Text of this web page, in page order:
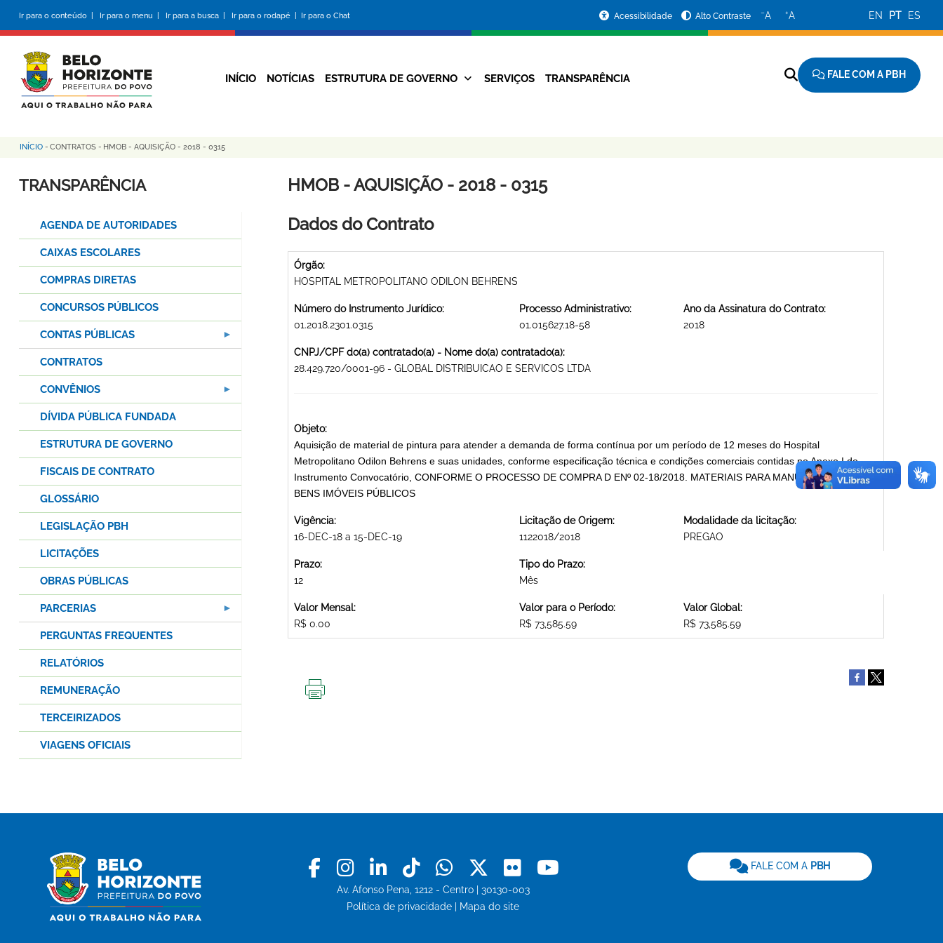
conteúdo
principal
Ir para o conteúdo | Ir para o menu | Ir para a busca | Ir para o rodapé | Ir para o Chat
da
Prefeitura
Acessibilidade Alto Contraste −A +A EN PT ES
Navegação
INÍCIO NOTÍCIAS ESTRUTURA DE GOVERNO SERVIÇOS TRANSPARÊNCIA FALE COM A PBH
Trilha
de
INÍCIO - CONTRATOS - HMOB - AQUISIÇÃO - 2018 - 0315
HMOB - AQUISIÇÃO - 2018 - 0315
Dados do Contrato
Órgão:
HOSPITAL METROPOLITANO ODILON BEHRENS
Número do Instrumento Jurídico:
01.2018.2301.0315
Processo Administrativo:
01.015627.18-58
Ano da Assinatura do Contrato:
2018
CNPJ/CPF do(a) contratado(a) - Nome do(a) contratado(a):
28.429.720/0001-96 - GLOBAL DISTRIBUICAO E SERVICOS LTDA
Objeto:
Aquisição de material de pintura para atender a demanda de forma contínua por um período de 12 meses do Hospital
Metropolitano Odilon Behrens e suas unidades, conforme especificação técnica e condições comerciais contidas no Anexo I do
Instrumento Convocatório, CONFORME O PROCESSO DE COMPRA D ENº 02-18/2018. MATERIAIS PARA MANUTENÇÃO DE
BENS IMÓVEIS PÚBLICOS
Vigência:
16-DEC-18 a 15-DEC-19
Licitação de Origem:
1122018/2018
Modalidade da licitação:
PREGAO
Prazo:
12
Tipo do Prazo:
Mês
Valor Mensal:
R$ 0.00
Valor para o Período:
R$ 73,585.59
Valor Global:
R$ 73,585.59
TRANSPARÊNCIA
AGENDA DE AUTORIDADES
CAIXAS ESCOLARES
COMPRAS DIRETAS
CONCURSOS PÚBLICOS
CONTAS PÚBLICAS
CONTRATOS
CONVÊNIOS
DÍVIDA PÚBLICA FUNDADA
ESTRUTURA DE GOVERNO
FISCAIS DE CONTRATO
GLOSSÁRIO
LEGISLAÇÃO PBH
LICITAÇÕES
OBRAS PÚBLICAS
PARCERIAS
PERGUNTAS FREQUENTES
RELATÓRIOS
REMUNERAÇÃO
TERCEIRIZADOS
VIAGENS OFICIAIS
Facebook
Instagram
LinkedinTiktokWhatsapp
X Flickr
Av. Afonso Pena, 1212 - Centro | 30130-003
Política de privacidade
Mapa do site
FALE COM A PBH